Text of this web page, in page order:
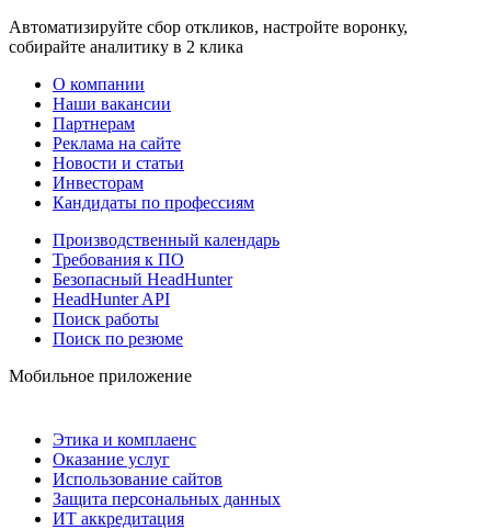
Автоматизируйте сбор откликов, настройте воронку,
собирайте аналитику в 2 клика
О компании
Наши вакансии
Партнерам
Реклама на сайте
Новости и статьи
Инвесторам
Кандидаты по профессиям
Производственный календарь
Требования к ПО
Безопасный HeadHunter
HeadHunter API
Поиск работы
Поиск по резюме
Мобильное приложение
Этика и комплаенс
Оказание услуг
Использование сайтов
Защита персональных данных
ИТ аккредитация